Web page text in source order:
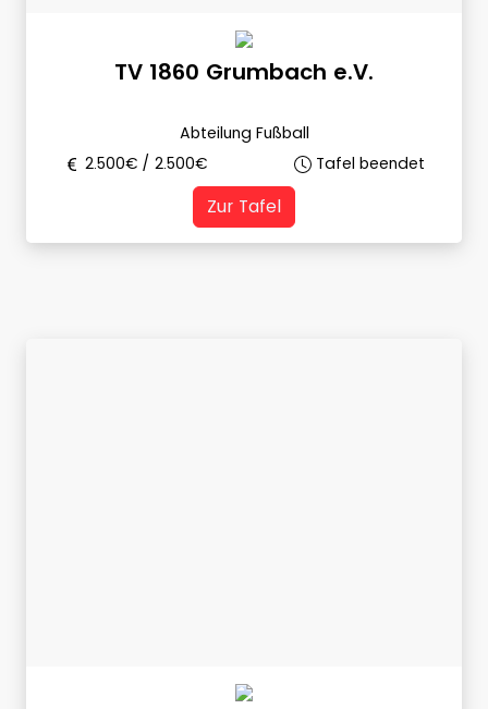
TV 1860 Grumbach e.V.
Abteilung Fußball
2.500€ / 2.500€ Tafel beendet
Zur Tafel